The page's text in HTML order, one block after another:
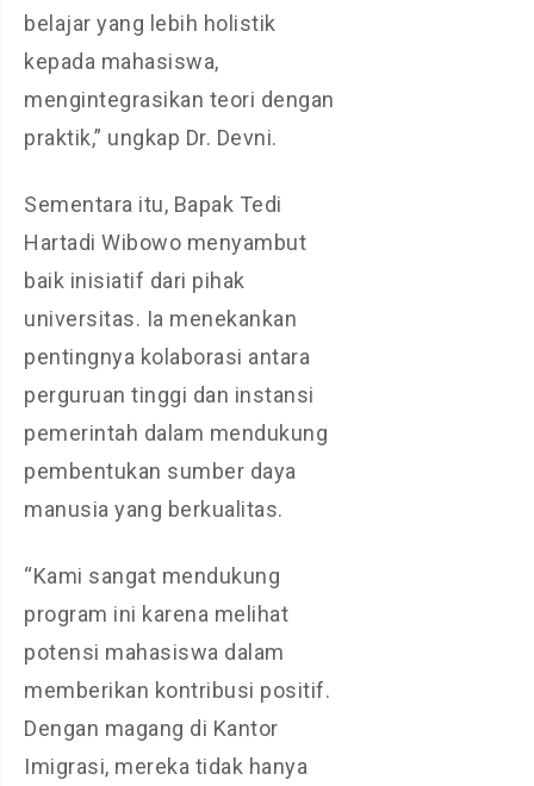
belajar yang lebih holistik
kepada mahasiswa,
mengintegrasikan teori dengan
praktik,” ungkap Dr. Devni.
Sementara itu, Bapak Tedi
Hartadi Wibowo menyambut
baik inisiatif dari pihak
universitas. Ia menekankan
pentingnya kolaborasi antara
perguruan tinggi dan instansi
pemerintah dalam mendukung
pembentukan sumber daya
manusia yang berkualitas.
“Kami sangat mendukung
program ini karena melihat
potensi mahasiswa dalam
memberikan kontribusi positif.
Dengan magang di Kantor
Imigrasi, mereka tidak hanya